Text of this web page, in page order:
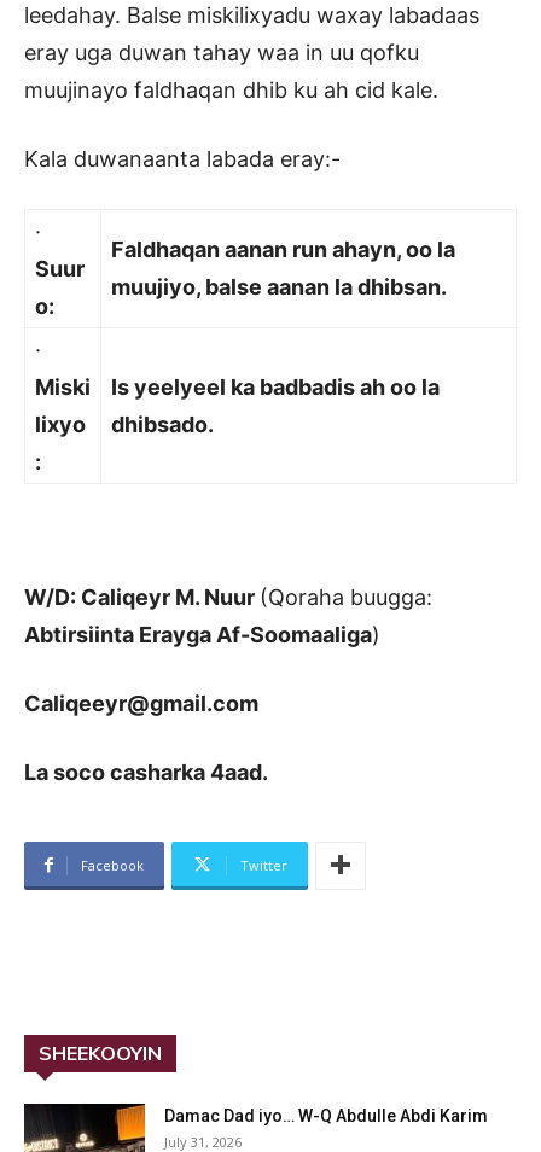
leedahay. Balse miskilixyadu waxay labadaas
eray uga duwan tahay waa in uu qofku
muujinayo faldhaqan dhib ku ah cid kale.
Kala duwanaanta labada eray:-
·
Suur
o:
Faldhaqan aanan run ahayn, oo la
muujiyo, balse aanan la dhibsan.
·
Miski
lixyo
:
Is yeelyeel ka badbadis ah oo la
dhibsado.
W/D: Caliqeyr M. Nuur (Qoraha buugga:
Abtirsiinta Erayga Af-Soomaaliga)
Caliqeeyr@gmail.com
La soco casharka 4aad.
Facebook Twitter
SHEEKOOYIN
Damac Dad iyo… W-Q Abdulle Abdi Karim
July 31, 2026